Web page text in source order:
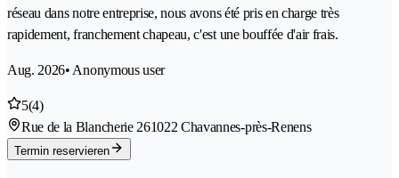
réseau dans notre entreprise, nous avons été pris en charge très
rapidement, franchement chapeau, c'est une bouffée d'air frais.
Aug. 2026• Anonymous user
5(4)
Rue de la Blancherie 261022 Chavannes-près-Renens
Termin reservieren